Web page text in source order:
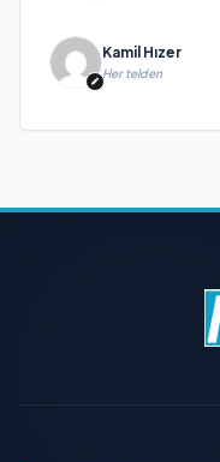
Kamil Hızer
Her telden